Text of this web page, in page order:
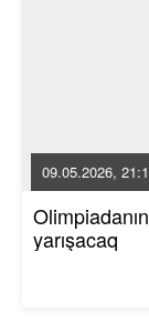
09.05.2026,
yarışacaq